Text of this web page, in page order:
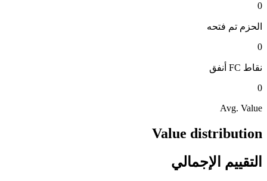
0
الحزم تم فتحه
0
نقاط FC
أنفق
0
Avg. Value
Value distribution
التقييم الإجمالي